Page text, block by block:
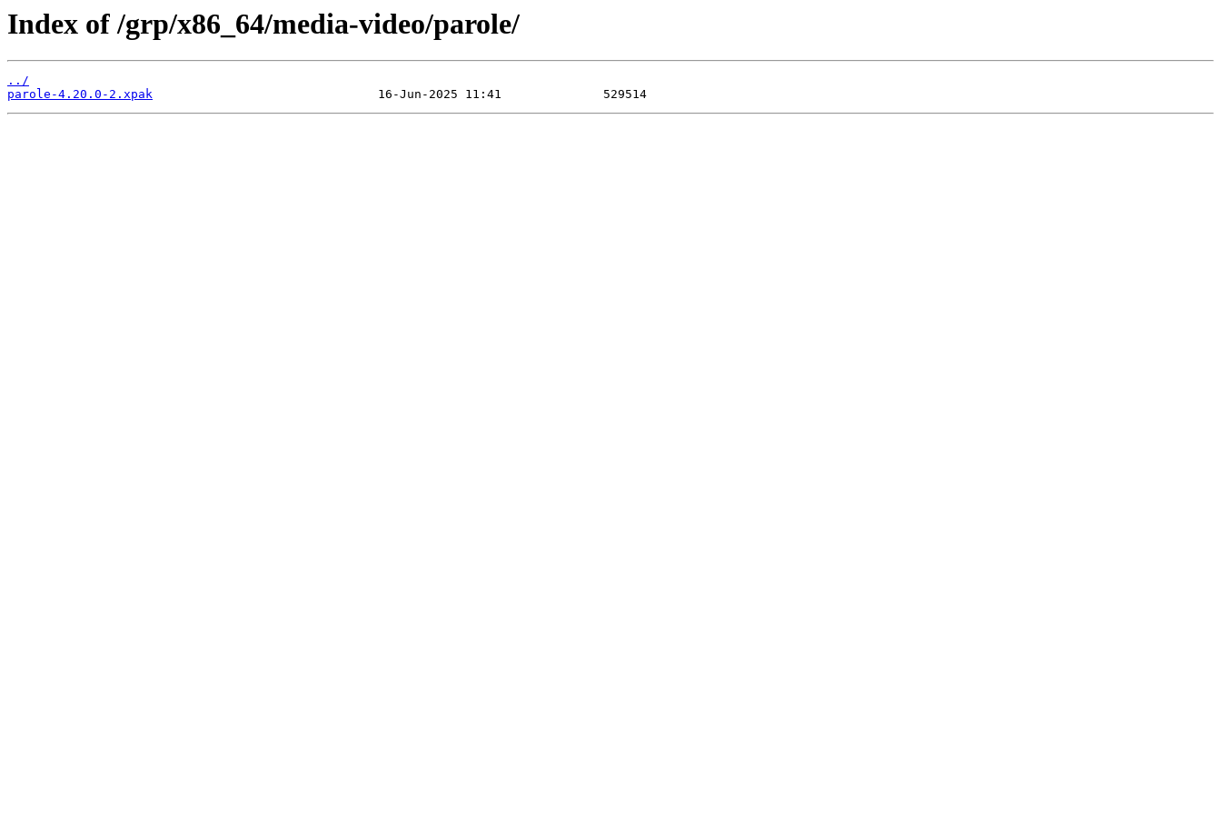
Index of /grp/x86_64/media-video/parole/
../
parole-4.20.0-2.xpak